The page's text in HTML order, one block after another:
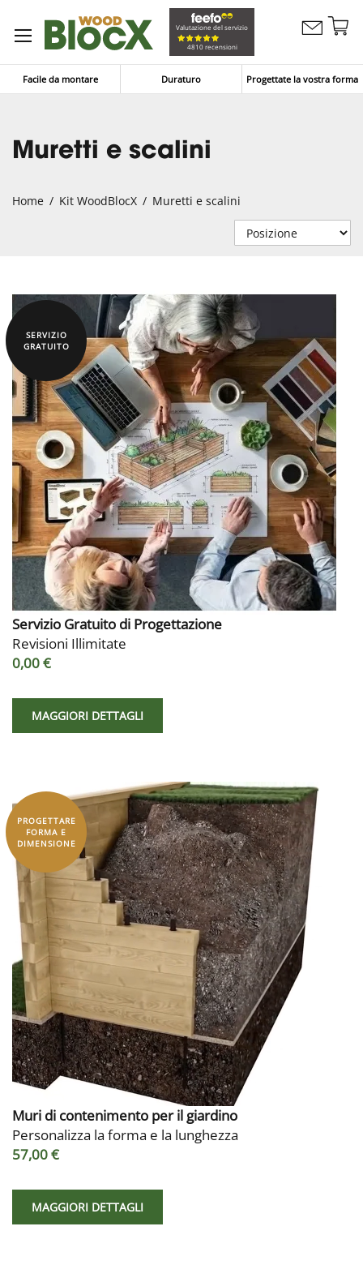
Valutazione del servizio
4810 recensioni
Contattaci
Facile da montare Duraturo Progettate la vostra forma
Muretti e scalini
Home Kit WoodBlocX Muretti e scalini
SERVIZIO
GRATUITO
Servizio Gratuito di Progettazione
Revisioni Illimitate
0,00 €
MAGGIORI DETTAGLI
PROGETTARE
FORMA E
DIMENSIONE
Muri di contenimento per il giardino
Personalizza la forma e la lunghezza
57,00 €
MAGGIORI DETTAGLI